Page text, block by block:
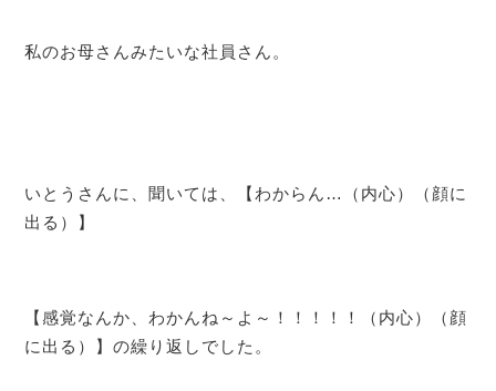
私のお母さんみたいな社員さん。
いとうさんに、聞いては、【わからん…（内心）（顔に
出る）】
【感覚なんか、わかんね～よ～！！！！！（内心）（顔
に出る）】の繰り返しでした。